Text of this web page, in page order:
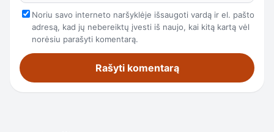
Noriu savo interneto naršyklėje išsaugoti vardą ir el. pašto
adresą, kad jų nebereiktų įvesti iš naujo, kai kitą kartą vėl
norėsiu parašyti komentarą.